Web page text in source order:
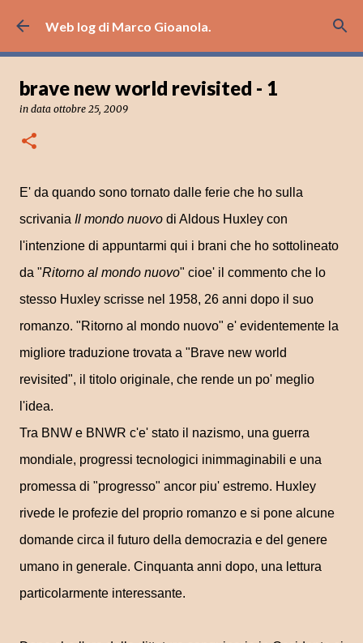
Passa ai contenuti principali
Web log di Marco Gioanola.
brave new world revisited - 1
in data ottobre 25, 2009
E' da quando sono tornato dalle ferie che ho sulla
scrivania Il mondo nuovo di Aldous Huxley con
l'intenzione di appuntarmi qui i brani che ho sottolineato
da "Ritorno al mondo nuovo" cioe' il commento che lo
stesso Huxley scrisse nel 1958, 26 anni dopo il suo
romanzo. "Ritorno al mondo nuovo" e' evidentemente la
migliore traduzione trovata a "Brave new world
revisited", il titolo originale, che rende un po' meglio
l'idea.
Tra BNW e BNWR c'e' stato il nazismo, una guerra
mondiale, progressi tecnologici inimmaginabili e una
promessa di "progresso" ancor piu' estremo. Huxley
rivede le profezie del proprio romanzo e si pone alcune
domande circa il futuro della democrazia e del genere
umano in generale. Cinquanta anni dopo, una lettura
particolarmente interessante.